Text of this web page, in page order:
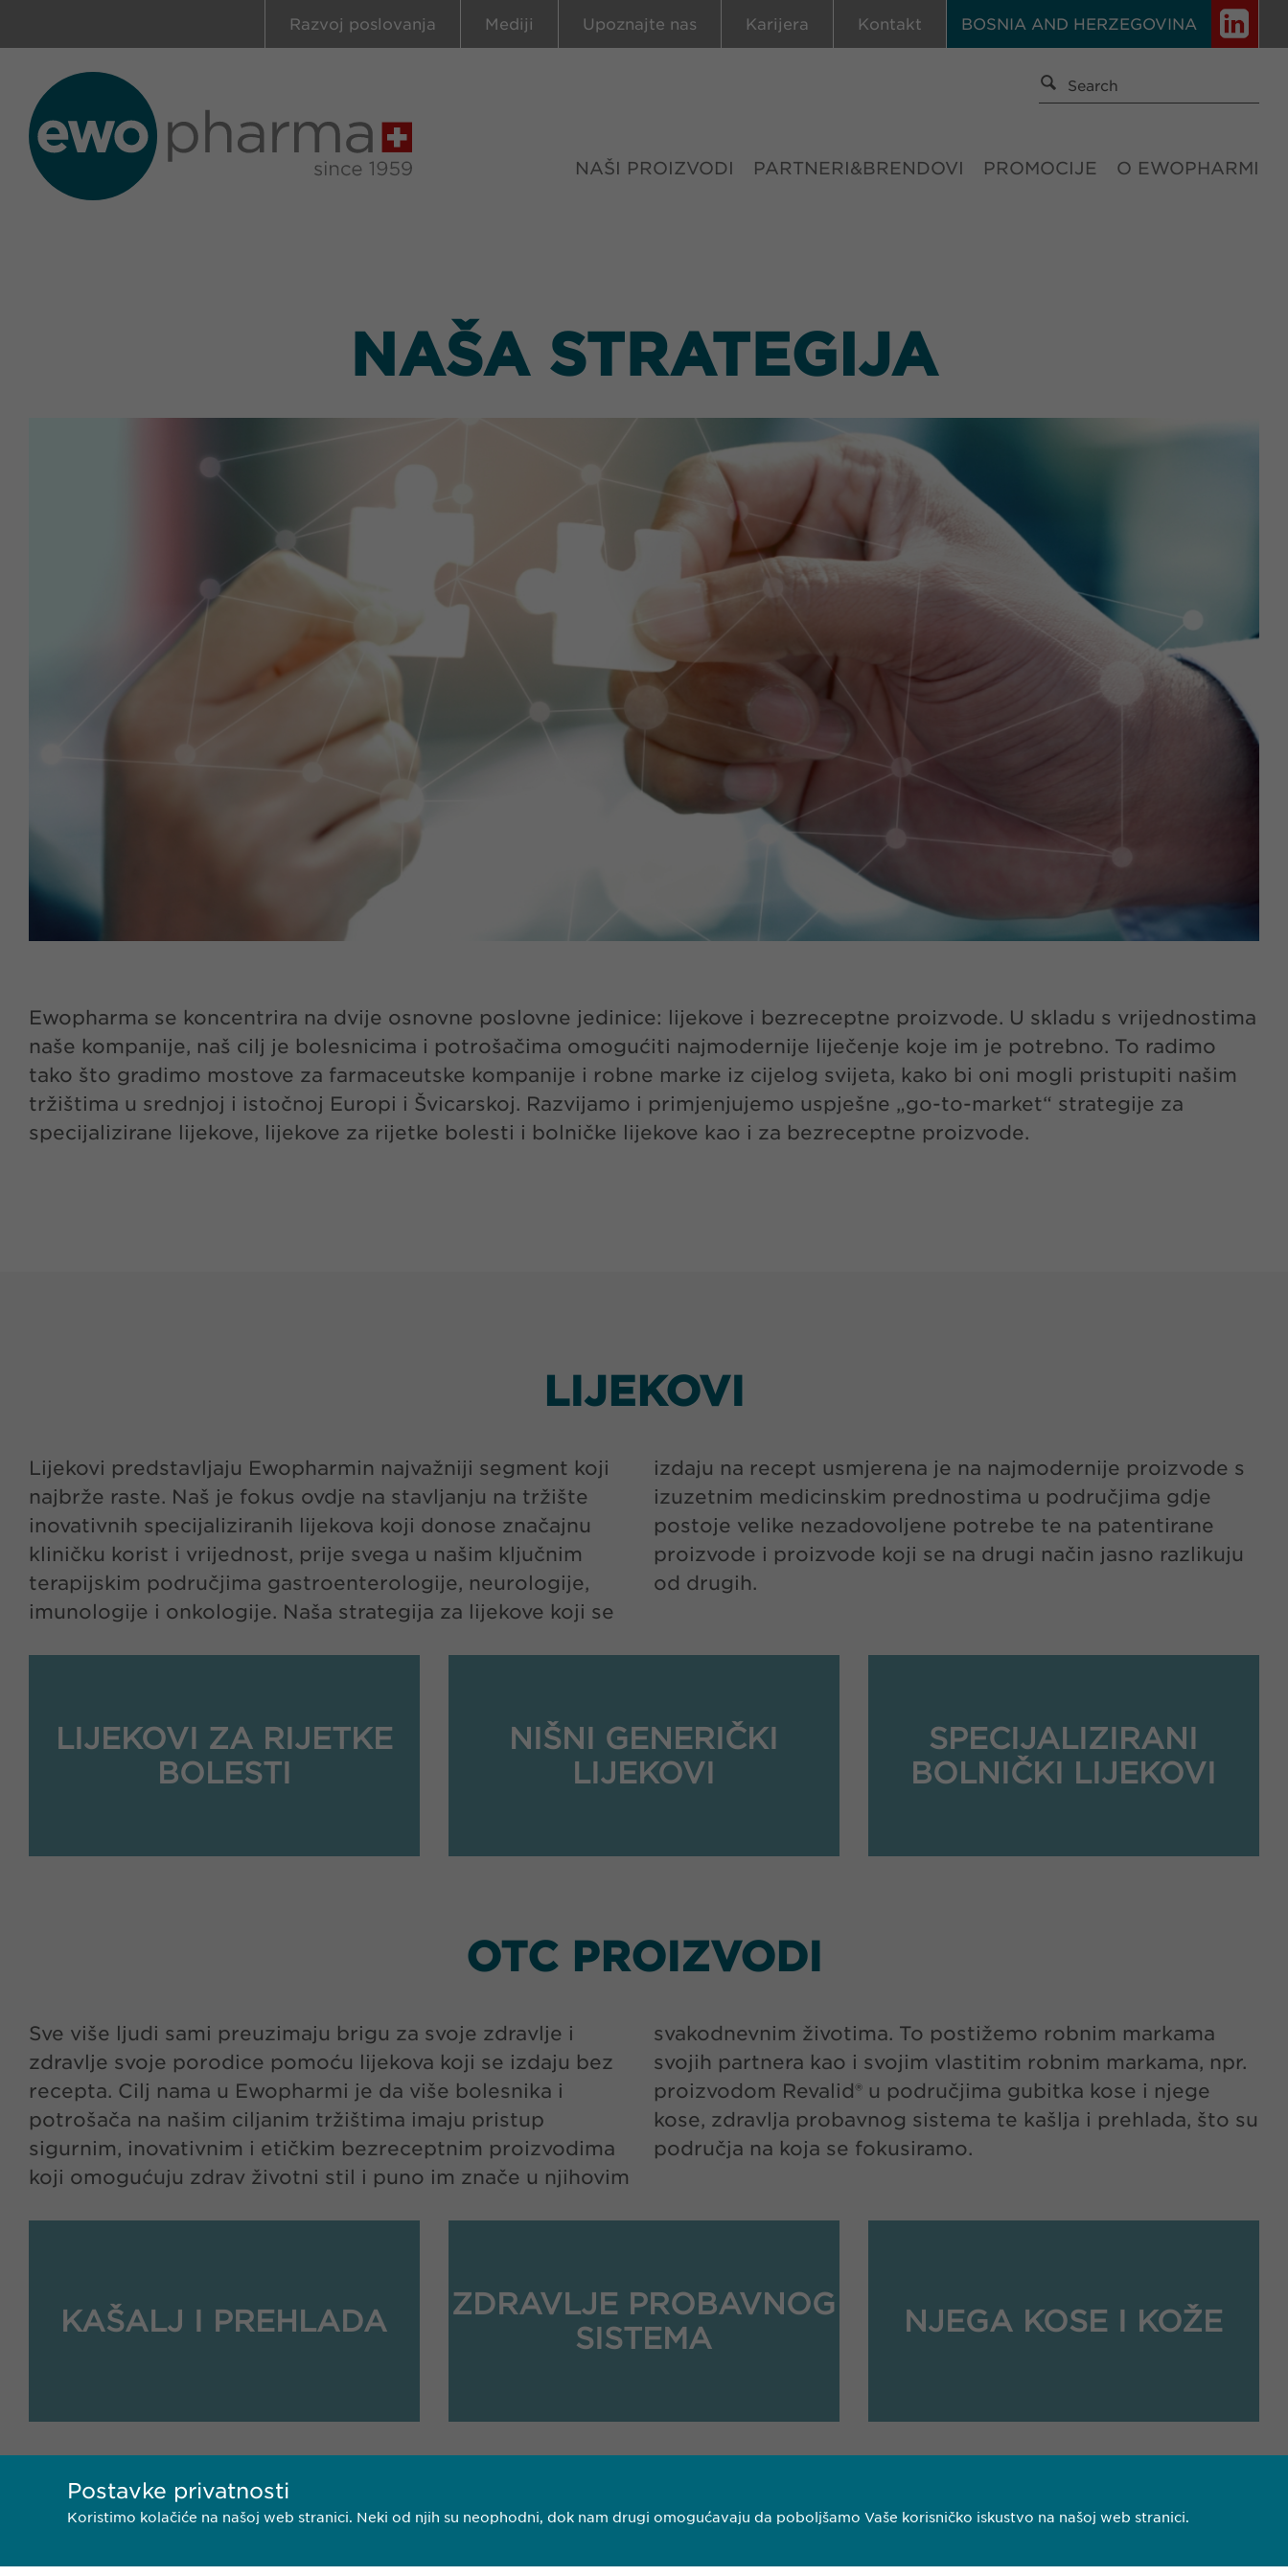
BOSNIA AND HERZEGOVINA
Razvoj poslovanja Mediji Upoznajte nas Karijera Kontakt
NAŠI PROIZVODI PARTNERI&BRENDOVI PROMOCIJE O EWOPHARMI
NAŠA STRATEGIJA
Ewopharma se koncentrira na dvije osnovne poslovne jedinice: lijekove i bezreceptne proizvode. U skladu s vrijednostima
naše kompanije, naš cilj je bolesnicima i potrošačima omogućiti najmodernije liječenje koje im je potrebno. To radimo
tako što gradimo mostove za farmaceutske kompanije i robne marke iz cijelog svijeta, kako bi oni mogli pristupiti našim
tržištima u srednjoj i istočnoj Europi i Švicarskoj. Razvijamo i primjenjujemo uspješne „go-to-market“ strategije za
specijalizirane lijekove, lijekove za rijetke bolesti i bolničke lijekove kao i za bezreceptne proizvode.
LIJEKOVI
Lijekovi predstavljaju Ewopharmin najvažniji segment koji
najbrže raste. Naš je fokus ovdje na stavljanju na tržište
inovativnih specijaliziranih lijekova koji donose značajnu
kliničku korist i vrijednost, prije svega u našim ključnim
terapijskim područjima gastroenterologije, neurologije,
imunologije i onkologije. Naša strategija za lijekove koji se
izdaju na recept usmjerena je na najmodernije proizvode s
izuzetnim medicinskim prednostima u područjima gdje
postoje velike nezadovoljene potrebe te na patentirane
proizvode i proizvode koji se na drugi način jasno razlikuju
od drugih.
LIJEKOVI ZA RIJETKE
BOLESTI
NIŠNI GENERIČKI
LIJEKOVI
SPECIJALIZIRANI
BOLNIČKI LIJEKOVI
OTC PROIZVODI
Sve više ljudi sami preuzimaju brigu za svoje zdravlje i
zdravlje svoje porodice pomoću lijekova koji se izdaju bez
recepta. Cilj nama u Ewopharmi je da više bolesnika i
potrošača na našim ciljanim tržištima imaju pristup
sigurnim, inovativnim i etičkim bezreceptnim proizvodima
koji omogućuju zdrav životni stil i puno im znače u njihovim
svakodnevnim životima. To postižemo robnim markama
svojih partnera kao i svojim vlastitim robnim markama, npr.
proizvodom Revalid® u područjima gubitka kose i njege
kose, zdravlja probavnog sistema te kašlja i prehlada, što su
područja na koja se fokusiramo.
KAŠALJ I PREHLADA
ZDRAVLJE PROBAVNOG
SISTEMA
NJEGA KOSE I KOŽE
Postavke privatnosti
Koristimo kolačiće na našoj web stranici. Neki od njih su neophodni, dok nam drugi omogućavaju da poboljšamo Vaše korisničko iskustvo na našoj web stranici.